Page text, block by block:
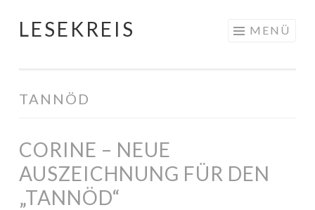
Springe
LESEKREIS MENÜ
TANNÖD
CORINE – NEUE
AUSZEICHNUNG FÜR DEN
„TANNÖD“